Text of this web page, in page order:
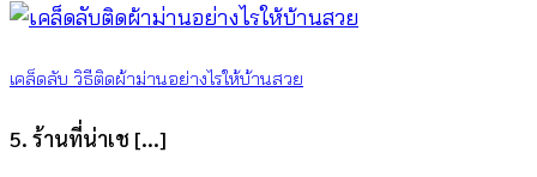
เคล็ดลับ วิธีติดผ้าม่านอย่างไรให้บ้านสวย
5. ร้านที่น่าเช [...]